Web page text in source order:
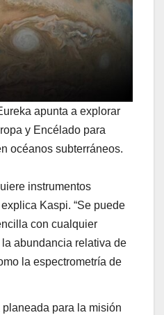
apunta a explorar
y Encélado para
océanos subterráneos.
instrumentos
Kaspi. “Se puede
con cualquier
abundancia relativa de
la espectrometría de
para la misión